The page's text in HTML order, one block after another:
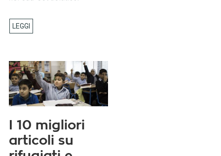
I 10 migliori
articoli su